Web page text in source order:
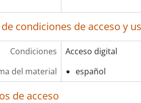
condiciones de acceso y
Condiciones
Acceso digital
del material
español
de acceso